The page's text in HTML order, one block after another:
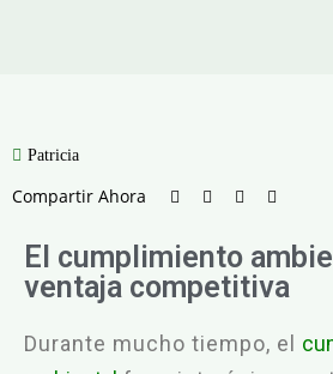
Patricia
Compartir Ahora
El cumplimiento
ventaja competitiva
Durante mucho tiempo, el